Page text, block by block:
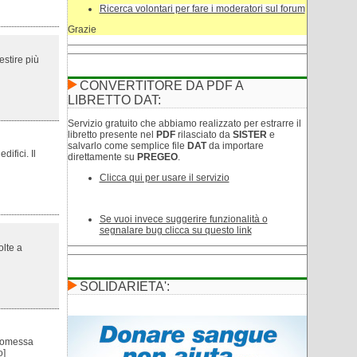
più
Il
a
]
Ricerca volontari per fare i moderatori sul forum
Grazie
CONVERTITORE DA PDF A
LIBRETTO DAT:
Servizio gratuito che abbiamo realizzato per estrarre il
libretto presente nel
PDF rilasciato da SISTER e
salvarlo come semplice file DATda importare
direttamente su PREGEO.
Clicca qui per usare il servizio
Se vuoi invece suggerire funzionalità o
segnalare bug clicca su questo link
SOLIDARIETA':